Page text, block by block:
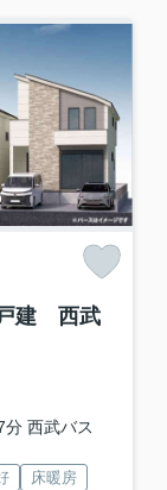
建 西武
分 西武バス
床暖房